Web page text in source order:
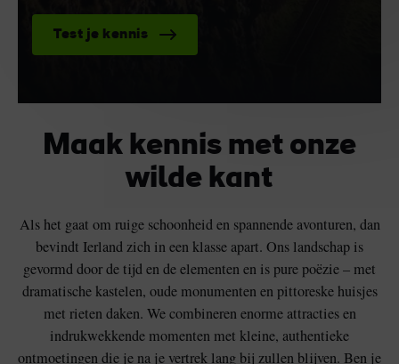
Test je kennis
Maak kennis met onze
wilde kant
Als het gaat om ruige schoonheid en spannende avonturen, dan
bevindt Ierland zich in een klasse apart. Ons landschap is
gevormd door de tijd en de elementen en is pure poëzie – met
dramatische kastelen, oude monumenten en pittoreske huisjes
met rieten daken. We combineren enorme attracties en
indrukwekkende momenten met kleine, authentieke
ontmoetingen die je na je vertrek lang bij zullen blijven. Ben je